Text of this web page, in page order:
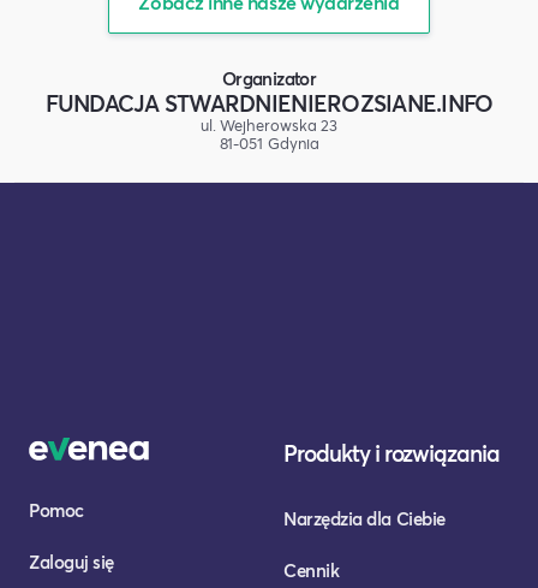
Organizator
FUNDACJA STWARDNIENIEROZSIANE.INFO
ul. Wejherowska 23
81-051 Gdynia
Pomoc
Zaloguj się
Produkty i rozwiązania
Narzędzia dla Ciebie
Cennik